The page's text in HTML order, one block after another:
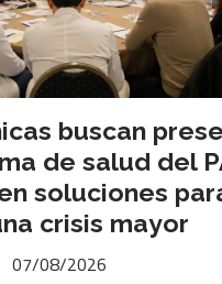
buscan
de salud del
soluciones
crisis mayor
07/08/2026